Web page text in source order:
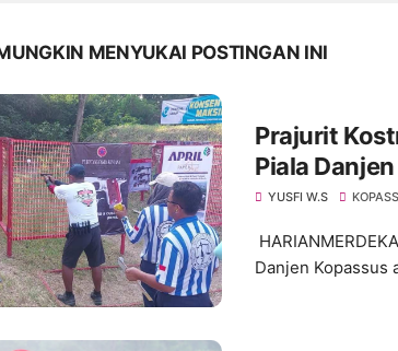
MENYUKAI POSTINGAN INI
Prajurit Kostrad
Piala
YUSFI W.S
Danjen Kopassus